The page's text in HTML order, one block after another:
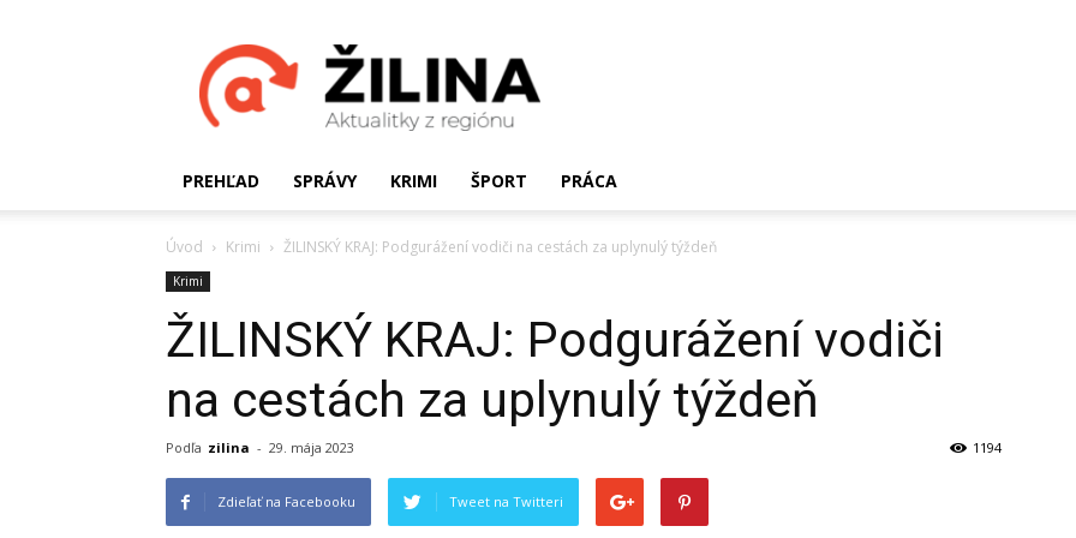
Žilinské
Aktualitky
PREHĽAD SPRÁVY KRIMI ŠPORT PRÁCA
Úvod Krimi ŽILINSKÝ KRAJ: Podgurážení vodiči na cestách za uplynulý týždeň
Krimi
ŽILINSKÝ KRAJ: Podgurážení vodiči
na cestách za uplynulý týždeň
Podľa zilina - 29. mája 2023 1194
Zdieľať na Facebooku Tweet na Twitteri